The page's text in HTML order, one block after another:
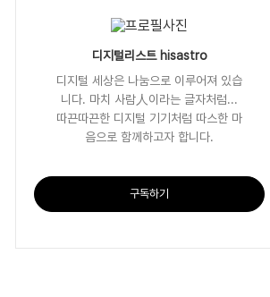
디지털리스트 hisastro
디지털 세상은 나눔으로 이루어져 있습
니다. 마치 사람人이라는 글자처럼...
따끈따끈한 디지털 기기처럼 따스한 마
음으로 함께하고자 합니다.
구독하기